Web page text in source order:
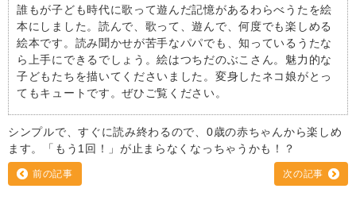
誰もが子ども時代に歌って遊んだ記憶があるわらべうたを絵
本にしました。読んで、歌って、遊んで、何度でも楽しめる
絵本です。読み聞かせが苦手なパパでも、知っているうたな
ら上手にできるでしょう。絵はつちだのぶこさん。魅力的な
子どもたちを描いてくださいました。変身したネコ娘がとっ
てもキュートです。ぜひご覧ください。
シンプルで、すぐに読み終わるので、0歳の赤ちゃんから楽しめ
ます。「もう1回！」が止まらなくなっちゃうかも！？
前の記事 次の記事